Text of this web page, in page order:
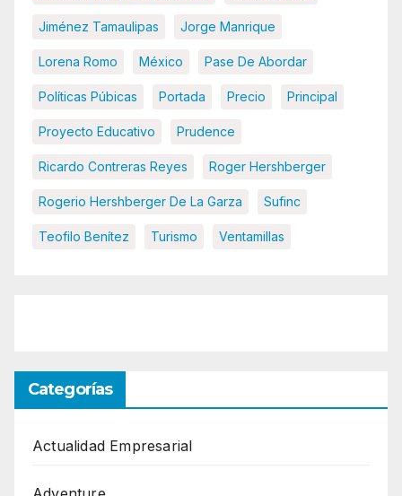
Jiménez Tamaulipas Jorge Manrique
Lorena Romo México Pase De Abordar
Políticas Púbicas Portada Precio Principal
Proyecto Educativo Prudence
Ricardo Contreras Reyes Roger Hershberger
Rogerio Hershberger De La Garza Sufinc
Teofilo Benítez Turismo Ventamillas
Categorías
Actualidad Empresarial